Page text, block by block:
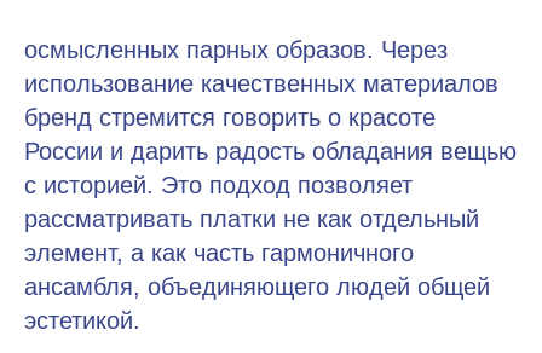
осмысленных парных образов. Через
использование качественных материалов
бренд стремится говорить о красоте
России и дарить радость обладания вещью
с историей. Это подход позволяет
рассматривать платки не как отдельный
элемент, а как часть гармоничного
ансамбля, объединяющего людей общей
эстетикой.